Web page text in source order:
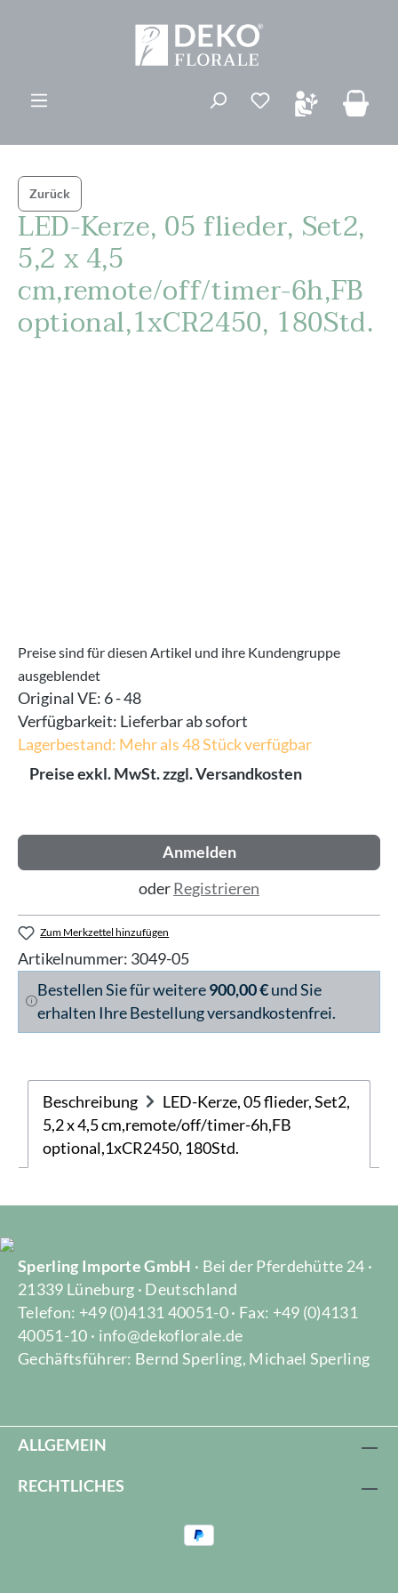
Du hast 0
Zurück
LED-Kerze, 05 flieder, Set2,
5,2 x 4,5
cm,remote/off/timer-6h,FB
optional,1xCR2450, 180Std.
Preise sind für diesen Artikel und ihre Kundengruppe
ausgeblendet
Original VE: 6 - 48
Verfügbarkeit: Lieferbar ab sofort
Lagerbestand: Mehr als 48 Stück verfügbar
Preise exkl. MwSt. zzgl. Versandkosten
Anmelden
oderRegistrieren
Zum Merkzettel hinzufügen
Artikelnummer: 3049-05
Bestellen Sie für weitere900,00 €und Sie
erhalten Ihre Bestellung versandkostenfrei.
Beschreibung
LED-Kerze, 05 flieder, Set2,
5,2 x 4,5 cm,remote/off/timer-6h,FB
optional,1xCR2450, 180Std.
Sperling Importe GmbH · Bei der Pferdehütte 24 ·
21339 Lüneburg · Deutschland
Telefon: +49 (0)4131 40051-0 · Fax: +49 (0)4131
40051-10 · info@dekoflorale.de
Gechäftsführer: Bernd Sperling, Michael Sperling
ALLGEMEIN
RECHTLICHES